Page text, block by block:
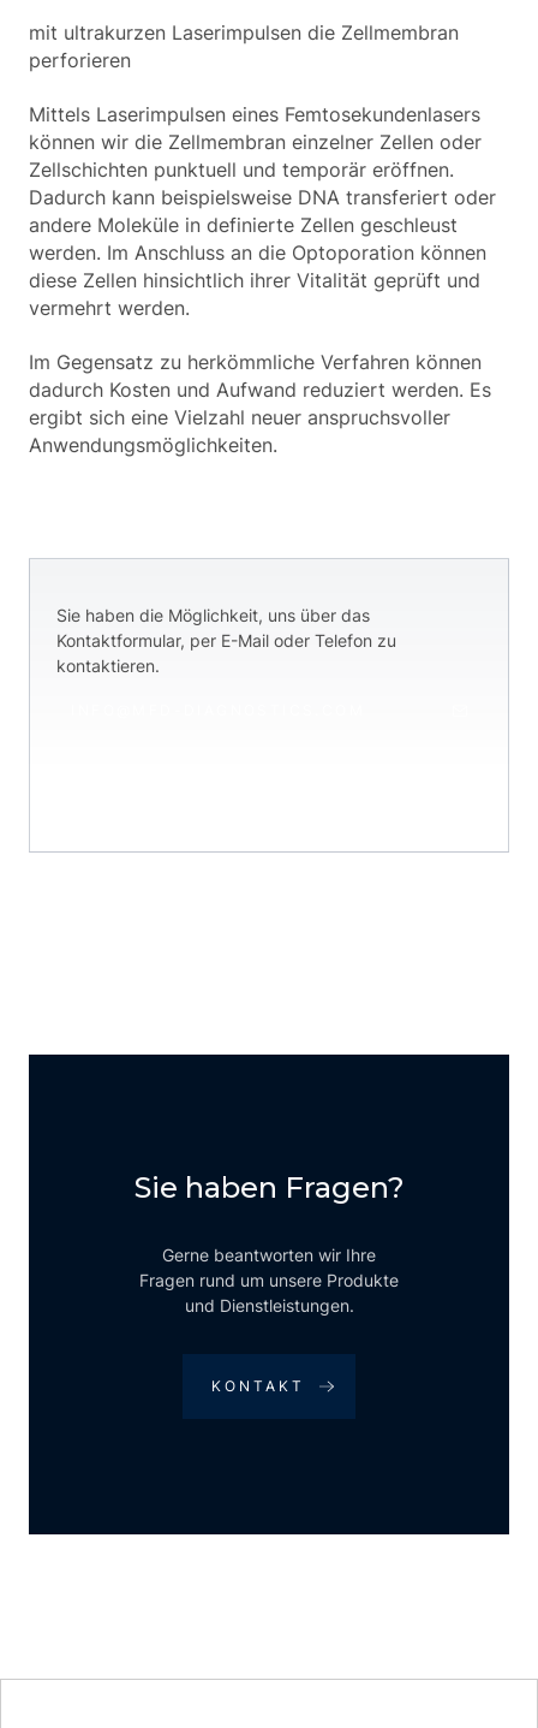
mit ultrakurzen Laserimpulsen die Zellmembran
perforieren
Mittels Laserimpulsen eines Femtosekundenlasers
können wir die Zellmembran einzelner Zellen oder
Zellschichten punktuell und temporär eröffnen.
Dadurch kann beispielsweise DNA transferiert oder
andere Moleküle in definierte Zellen geschleust
werden. Im Anschluss an die Optoporation können
diese Zellen hinsichtlich ihrer Vitalität geprüft und
vermehrt werden.
Im Gegensatz zu herkömmliche Verfahren können
dadurch Kosten und Aufwand reduziert werden. Es
ergibt sich eine Vielzahl neuer anspruchsvoller
Anwendungsmöglichkeiten.
Sie haben die Möglichkeit, uns über das
Kontaktformular, per E-Mail oder Telefon zu
kontaktieren.
Sie haben Fragen?
Gerne beantworten wir Ihre
Fragen rund um unsere Produkte
und Dienstleistungen.
KONTAKT